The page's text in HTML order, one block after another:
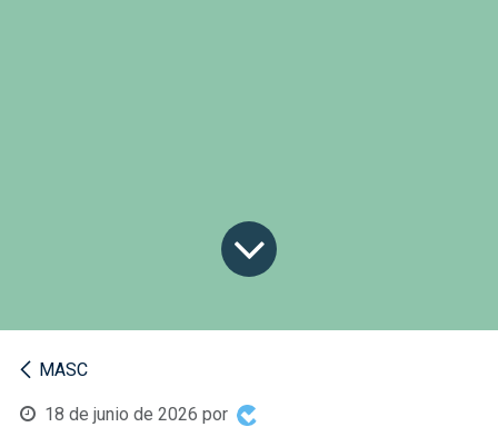
MASC
18 de junio de 2026 por